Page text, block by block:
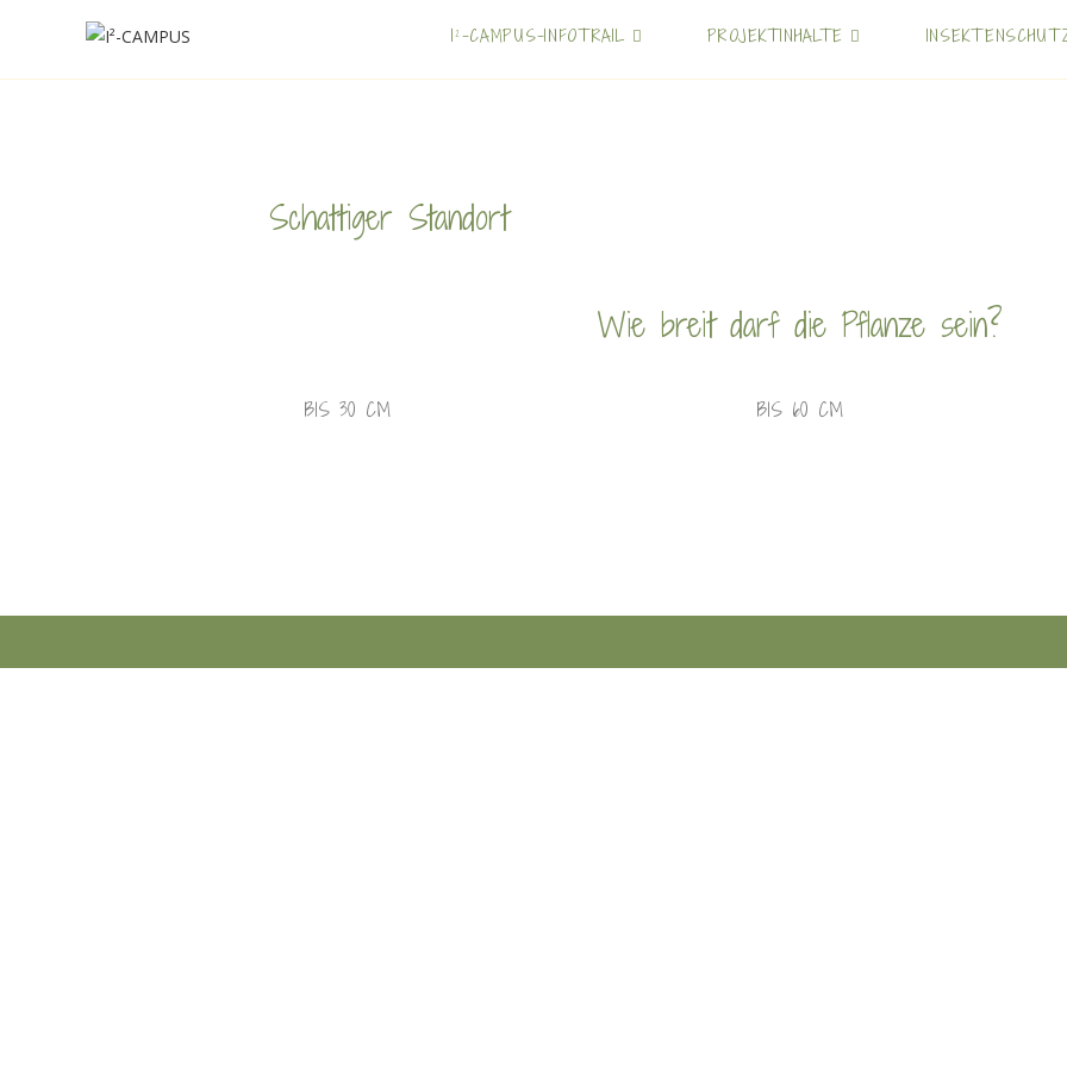
I²-CAMPUS-INFOTRAIL PROJEKTINHALTE
Schattiger Standort
Wie breit darf die Pflanze sein?
BIS 30 CM BIS 60 CM